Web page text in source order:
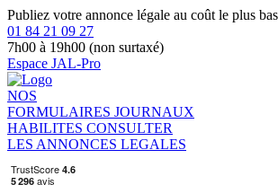
Publiez votre annonce légale au coût le plus bas
01 84 21 09 27
7h00 à 19h00 (non surtaxé)
Espace JAL-Pro
NOS
FORMULAIRES JOURNAUX
HABILITES CONSULTER
LES ANNONCES LEGALES